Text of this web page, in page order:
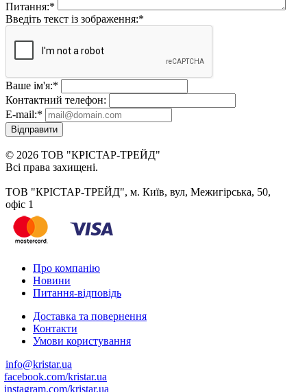
Питання:*
Введіть текст із зображення:*
Ваше ім'я:*
Контактний телефон:
E-mail:*
Відправити
© 2026 ТОВ "КРІСТАР-ТРЕЙД"
Всі права захищені.
ТОВ "КРІСТАР-ТРЕЙД", м. Київ, вул, Межигірська, 50,
офіс 1
Про компанію
Новини
Питання-відповідь
Доставка та повернення
Контакти
Умови користування
info@kristar.ua
facebook.com/kristar.ua
instagram.com/kristar.ua